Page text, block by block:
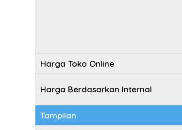
Harga Toko Online
Harga Berdasarkan Internal
Tampilan